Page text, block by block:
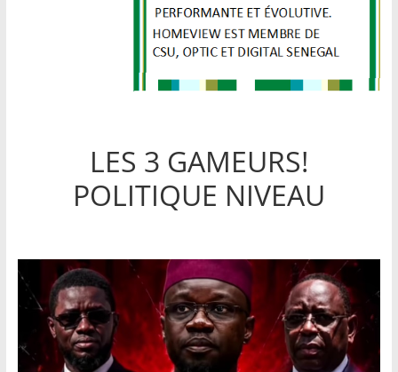
LES 3 GAMEURS!
POLITIQUE NIVEAU